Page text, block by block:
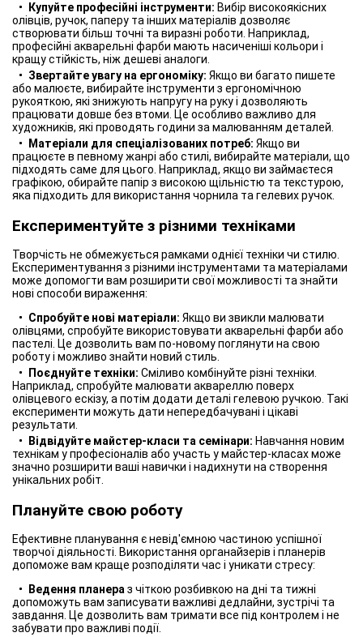
Купуйте професійні інструменти: Вибір високоякісних
олівців, ручок, паперу та інших матеріалів дозволяє
створювати більш точні та виразні роботи. Наприклад,
професійні акварельні фарби мають насиченіші кольори і
кращу стійкість, ніж дешеві аналоги.
Звертайте увагу на ергономіку: Якщо ви багато пишете
або малюєте, вибирайте інструменти з ергономічною
рукояткою, які знижують напругу на руку і дозволяють
працювати довше без втоми. Це особливо важливо для
художників, які проводять години за малюванням деталей.
Матеріали для спеціалізованих потреб: Якщо ви
працюєте в певному жанрі або стилі, вибирайте матеріали, що
підходять саме для цього. Наприклад, якщо ви займаєтеся
графікою, обирайте папір з високою щільністю та текстурою,
яка підходить для використання чорнила та гелевих ручок.
Експериментуйте з різними техніками
Творчість не обмежується рамками однієї техніки чи стилю.
Експериментування з різними інструментами та матеріалами
може допомогти вам розширити свої можливості та знайти
нові способи вираження:
Спробуйте нові матеріали: Якщо ви звикли малювати
олівцями, спробуйте використовувати акварельні фарби або
пастелі. Це дозволить вам по-новому поглянути на свою
роботу і можливо знайти новий стиль.
Поєднуйте техніки: Сміливо комбінуйте різні техніки.
Наприклад, спробуйте малювати аквареллю поверх
олівцевого ескізу, а потім додати деталі гелевою ручкою. Такі
експерименти можуть дати непередбачувані і цікаві
результати.
Відвідуйте майстер-класи та семінари: Навчання новим
технікам у професіоналів або участь у майстер-класах може
значно розширити ваші навички і надихнути на створення
унікальних робіт.
Плануйте свою роботу
Ефективне планування є невід'ємною частиною успішної
творчої діяльності. Використання органайзерів і планерів
допоможе вам краще розподіляти час і уникати стресу:
Ведення планераз чіткою розбивкою на дні та тижні
допоможуть вам записувати важливі дедлайни, зустрічі та
завдання. Це дозволить вам тримати все під контролем і не
забувати про важливі події.